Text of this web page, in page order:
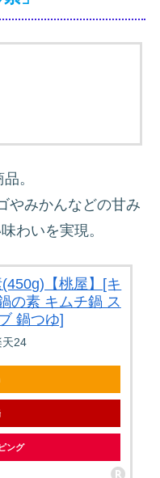
。
やみかんなどの甘み
わいを実現。
【桃屋】[キ
の素 キムチ鍋 ス
鍋つゆ]
天24
ング